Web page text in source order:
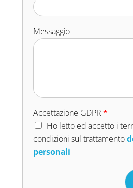
Messaggio
Accettazione GDPR *
Ho letto ed accetto i
condizioni sul trattamento
personali